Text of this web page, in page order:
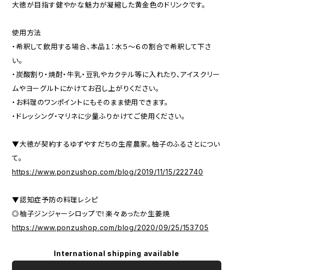
大徳が目指す健やかな魅力が凝縮した黄金色のドリンクです。
使用方法
・希釈して飲用する場合、本品１：水５～６の割合で希釈して下さ
い。
・炭酸割り・焼酎・牛乳・豆乳やカクテル等に入れたり、アイスクリー
ムやヨーグルトにかけてお召し上がりください。
・お料理のワンポイントにもそのまま使用できます。
・ドレッシング・マリネに少量ふりかけてご使用ください。
▼大徳が契約するゆずやすだちの生産農家。柚子のふるさとについ
て。
https://www.ponzushop.com/blog/2019/11/15/222740
▼認知症予防の料理レシピ
◎柚子ジンジャーシロップで！楽々あったか生姜焼
https://www.ponzushop.com/blog/2020/09/25/153705
International shipping available